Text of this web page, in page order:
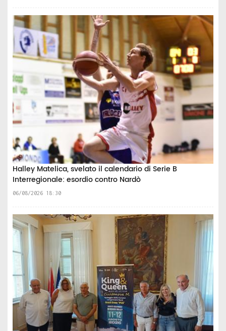
Halley Matelica, svelato il calendario di Serie B
Interregionale: esordio contro Nardò
06/08/2026 18:30